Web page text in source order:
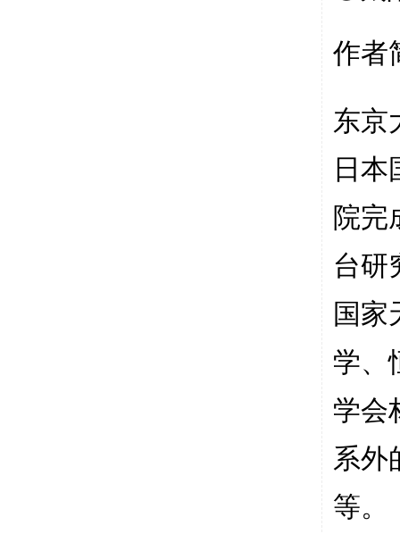
作者
东京
日
院完
台研
国家
学、
学会
系外
等。